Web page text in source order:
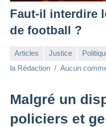
Faut-il interdire
de football ?
Articles Justice
la Rédaction
Aucun
Malgré un
policiers et